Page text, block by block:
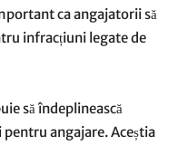
ca angajatorii să
infracțiuni legate de
să îndeplinească
angajare. Aceștia